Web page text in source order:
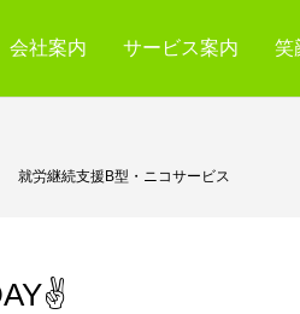
会社案内 サービス案内 笑
就労継続支援B型・ニコサービ